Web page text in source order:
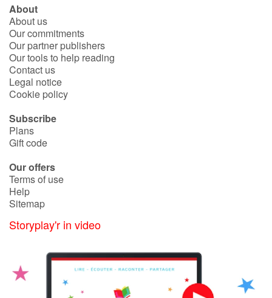
About
About us
Our commitments
Our partner publishers
Our tools to help reading
Contact us
Legal notice
Cookie policy
Subscribe
Plans
Gift code
Our offers
Terms of use
Help
Sitemap
Storyplay'r in video